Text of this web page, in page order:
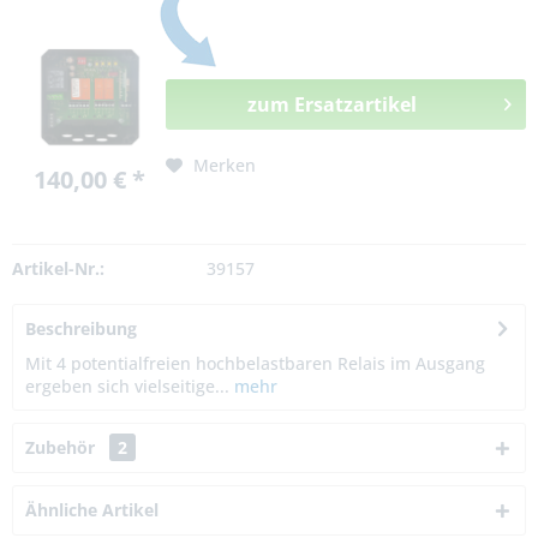
140,00 € *
zum Ersatzartikel
Merken
Artikel-Nr.: 39157
Beschreibung
Mit 4 potentialfreien hochbelastbaren Relais im Ausgang
ergeben sich vielseitige... mehr
Zubehör 2
Ähnliche Artikel